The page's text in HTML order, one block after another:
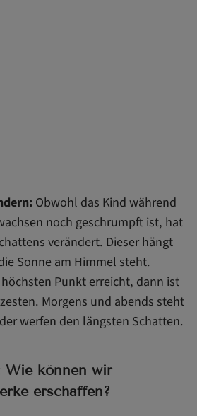
Obwohl das Kind während
noch geschrumpft ist, hat
verändert. Dieser hängt
Sonne am Himmel steht.
Punkt erreicht, dann ist
Morgens und abends steht
werfen den längsten Schatten.
Wie können wir
erschaffen?